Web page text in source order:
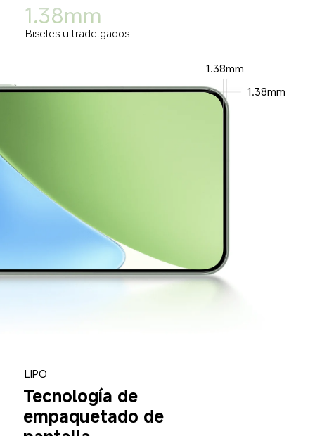
1.38mm
Biseles ultradelgados
1.38mm
1.38mm
LIPO
Tecnología de
empaquetado de